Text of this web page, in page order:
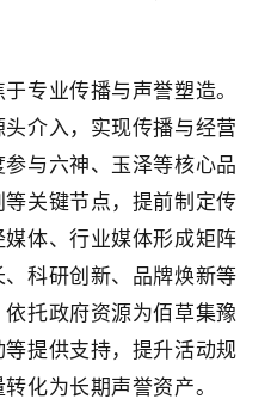
专业传播与声誉塑造。
介入，实现传播与经营
与六神、玉泽等核心品
关键节点，提前制定传
体、行业媒体形成矩阵
科研创新、品牌焕新等
托政府资源为佰草集豫
提供支持，提升活动规
化为长期声誉资产。